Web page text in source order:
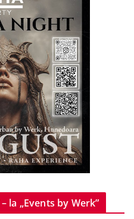
la „Events by Werk”